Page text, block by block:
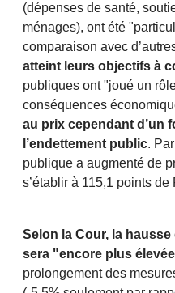
(dépenses de santé,
ménages), ont été
comparaison avec
atteint leurs objectifs à
publiques ont "joué un
conséquences
au prix cependant d’un
l’endettement public.
publique a augmenté de
s’établir à 115,1 points
Selon la Cour, la
sera "encore plus
prolongement des